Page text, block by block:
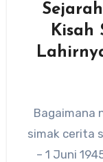
Kisah
Bagaimana
simak cerita
– 1 Juni